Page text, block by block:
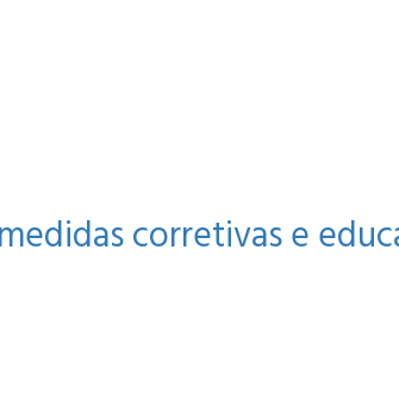
corretivas e